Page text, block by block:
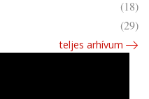
(18)
(29)
teljes arhívum